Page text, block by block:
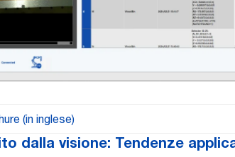
(in inglese)
dalla visione: Tendenze